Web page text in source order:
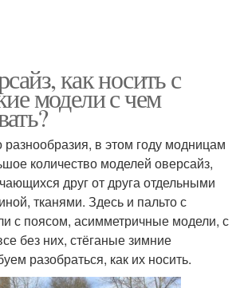
как носить с
модели с чем
в этом году модницам
количество моделей оверсайз,
друг от друга отдельными
тканями. Здесь и пальто с
с поясом, асимметричные модели, с
без них, стёганые зимние
разобраться, как их носить.